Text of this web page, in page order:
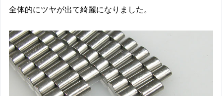
全体的にツヤが出て綺麗になりました。